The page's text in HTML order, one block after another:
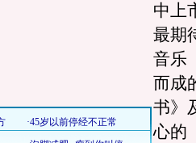
中上
最期
音乐
而成
书》
心的